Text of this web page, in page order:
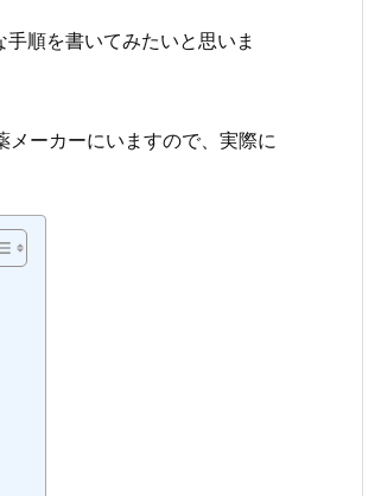
順を書いてみたいと思いま
メーカーにいますので、実際に